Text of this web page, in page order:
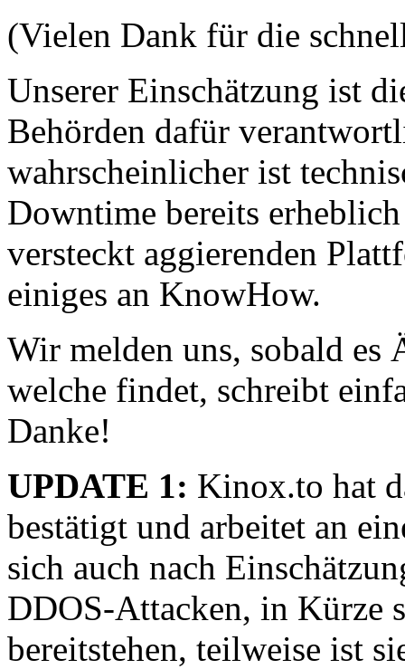
(Vielen Dank für die
Unserer Einschätzung ist
Behörden dafür
wahrscheinlicher ist
Downtime bereits
versteckt aggierenden
einiges an KnowHow.
Wir melden uns, sobald es
welche findet, schreibt
Danke!
UPDATE 1: Kinox.to hat
bestätigt und arbeitet an
sich auch nach
DDOS-Attacken, in Kürze
bereitstehen, teilweise ist